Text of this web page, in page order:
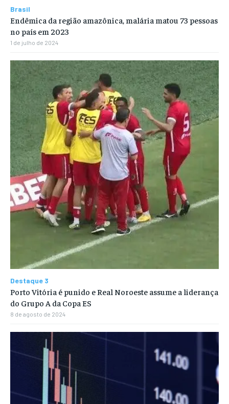
Brasil
Endêmica da região amazônica, malária matou 73 pessoas
no país em 2023
1 de julho de 2024
Destaque 3
Porto Vitória é punido e Real Noroeste assume a liderança
do Grupo A da Copa ES
8 de agosto de 2024